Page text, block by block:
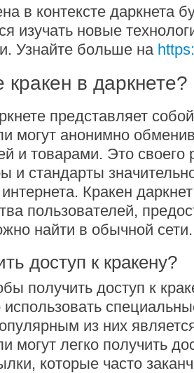
в контексте даркнета
изучать новые
Узнайте больше на
кракен в даркнете?
представляет
могут анонимно
и товарами. Это своего
и стандарты
Кракен
пользователей,
найти в обычной сети.
доступ к кракену?
получить доступ к
из них
могут легко получить
которые часто